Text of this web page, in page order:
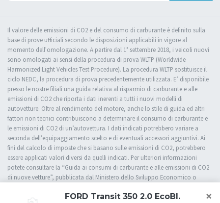
×
FORD Transit 350 2.0 EcoBl.
Il valore delle emissioni di CO2 e del consumo di carburante è definito sulla
base di prove ufficiali secondo le disposizioni applicabili in vigore al
momento dell'omologazione. A partire dal 1° settembre 2018, i veicoli nuovi
sono omologati ai sensi della procedura di prova WLTP (Worldwide
Harmonized Light Vehicles Test Procedure). La procedura WLTP sostituisce il
ciclo NEDC, la procedura di prova precedentemente utilizzata. E’ disponibile
presso le nostre filiali una guida relativa al risparmio di carburante e alle
emissioni di CO2 che riporta i dati inerenti a tutti i nuovi modelli di
autovetture. Oltre al rendimento del motore, anche lo stile di guida ed altri
fattori non tecnici contribuiscono a determinare il consumo di carburante e
le emissioni di CO2 di un’autovettura. I dati indicati potrebbero variare a
seconda dell’equipaggiamento scelto e di eventuali accessori aggiuntivi. Ai
fini del calcolo di imposte che si basano sulle emissioni di CO2, potrebbero
essere applicati valori diversi da quelli indicati. Per ulteriori informazioni
potete consultare la “Guida ai consumi di carburante e alle emissioni di CO2
di nuove vetture”, pubblicata dal Ministero dello Sviluppo Economico o